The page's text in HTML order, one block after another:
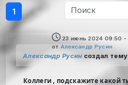
1
23 июнь 2024 09:50 -
от Александр Русин
Александр Русин создал
Коллеги , подскажите какой